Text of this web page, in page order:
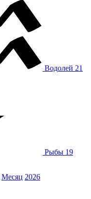
Водолей 21
Рыбы 19
Месяц 2026